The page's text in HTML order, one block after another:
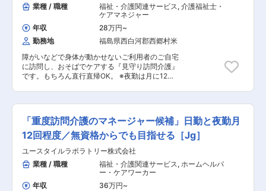
実現していきます。
ともに、ユーザー満足度の最大化を目指す当社姿
勢に共感いただける方をお待ちしています。 ■業
務内容： ・社内業務の管理：営業および技術部門
の状況を把握し、調整や日報集計等の営業支援を
行います。 ・案件差配：電話、メール、来店者か
らの情報をもとに対応事項と担当者を振り分けま
す。 ・図面設計：JW_CADを用いて当社の主力商
品である自動芝刈機関連の図面設計を行います。
敷地平面図、境界設定、走行パターンの設定を行
い、効率的な運用を計画します。 ・プロモーショ
用等を主体となっていただきます。 ・マーケティ
ング戦略の立案、実行：新たなビジネスモデルの
構築に向けて需要喚起の支援をお任せします。主
に営業部門と連携をしてロボット芝刈機の販売ス
キームを考案いただきます。 ・システム開発・運
用：クラウドの顧客管理システム導入検討を経営
者と共に進めていただきます。仕様決定から運用
まで社内システム構築にイチから携わることが可
業種 / 職種
福祉・介護関連サービス, 介護福祉士・
ケアマネジャー
年収
28万円~
勤務地
福島県西白河郡西郷村米
障がいなどで身体が動かせないご利用者のご自宅
に訪問し、おそばでケアする『見守り訪問介護』
です。もちろん直行直帰OK。 ※夜勤は月に12
活のお手伝いなどもございます。 ・生活介助：
家事援助（洗濯、掃除、料理） ・身体介護： 起
床・就寝・入浴・食事の介助 ・外出時の同行支援
・介護記録の記入 など ※詳細は面談時にお伝
えします 介護スタッフのフォローなどサービス提
供責任者としての業務もございます。 ◎働いてい
る人のほとんどが無資格・未経験からスター
ト！！研修や仕事を覚えるまでは先輩スタッフが
同行するので安心！ ■━━━ 1日のスケジュール
「重度訪問介護のマネージャー候補」日勤と夜勤月
12回程度／無資格からでも目指せる［Jg］
ユースタイルラボラトリー株式会社
業種 / 職種
福祉・介護関連サービス, ホームヘルパ
ー・ケアワーカー
年収
36万円~